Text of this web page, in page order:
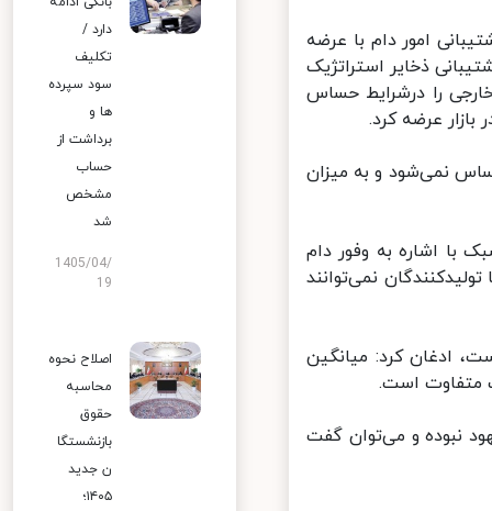
امور دام با عرضه
ذخایر استراتژیک
را درشرایط حساس
نمی‌شود و به میزان
اشاره به وفور دام
نمی‌توانند
ادغان کرد: میانگین
نبوده و می‌توان گفت
دارد /
تکلیف
سود سپرده
ها و
برداشت از
حساب
مشخص
شد
1405/04/
19
اصلاح نحوه
محاسبه
حقوق
بازنشستگا
ن جدید
۱۴۰۵؛